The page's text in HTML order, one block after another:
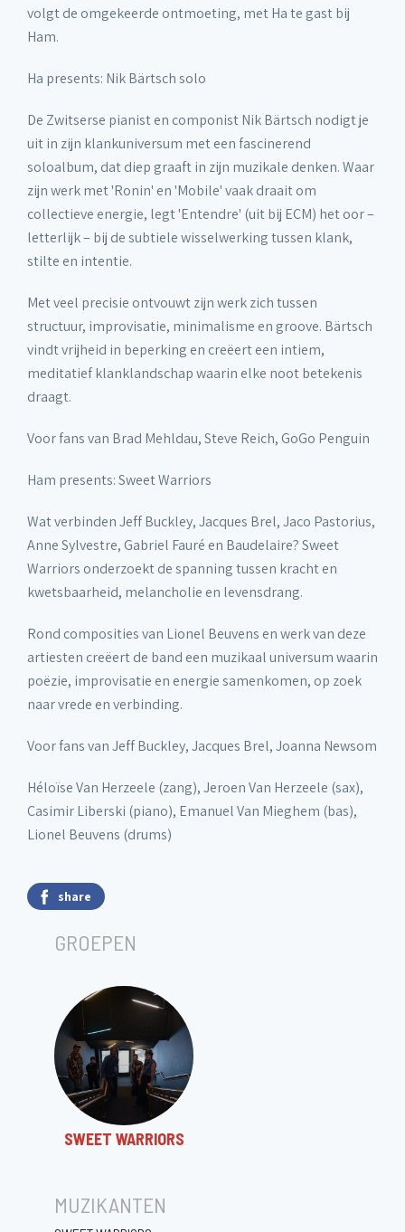
volgt de omgekeerde ontmoeting, met Ha te gast bij
Ham.
Ha presents: Nik Bärtsch solo
De Zwitserse pianist en componist Nik Bärtsch nodigt je
uit in zijn klankuniversum met een fascinerend
soloalbum, dat diep graaft in zijn muzikale denken. Waar
zijn werk met 'Ronin' en 'Mobile' vaak draait om
collectieve energie, legt 'Entendre' (uit bij ECM) het oor –
letterlijk – bij de subtiele wisselwerking tussen klank,
stilte en intentie.
Met veel precisie ontvouwt zijn werk zich tussen
structuur, improvisatie, minimalisme en groove. Bärtsch
vindt vrijheid in beperking en creëert een intiem,
meditatief klanklandschap waarin elke noot betekenis
draagt.
Voor fans van Brad Mehldau, Steve Reich, GoGo Penguin
Ham presents: Sweet Warriors
Wat verbinden Jeff Buckley, Jacques Brel, Jaco Pastorius,
Anne Sylvestre, Gabriel Fauré en Baudelaire? Sweet
Warriors onderzoekt de spanning tussen kracht en
kwetsbaarheid, melancholie en levensdrang.
Rond composities van Lionel Beuvens en werk van deze
artiesten creëert de band een muzikaal universum waarin
poëzie, improvisatie en energie samenkomen, op zoek
naar vrede en verbinding.
Voor fans van Jeff Buckley, Jacques Brel, Joanna Newsom
Héloïse Van Herzeele (zang), Jeroen Van Herzeele (sax),
Casimir Liberski (piano), Emanuel Van Mieghem (bas),
Lionel Beuvens (drums)
share
GROEPEN
SWEET WARRIORS
MUZIKANTEN